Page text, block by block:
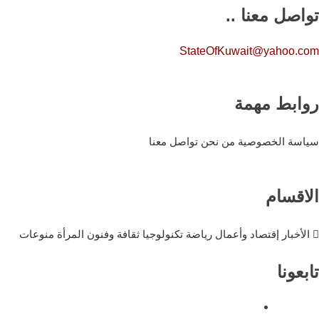
تواصل معنا ..
StateOfKuwait@yahoo.com
روابط مهمة
سياسة الخصوصية من نحن تواصل معنا
الاقسام
الأخبار إقتصاد وأعمال رياضة تكنولوجيا ثقافة وفنون المرأة منوعات
تابعونا